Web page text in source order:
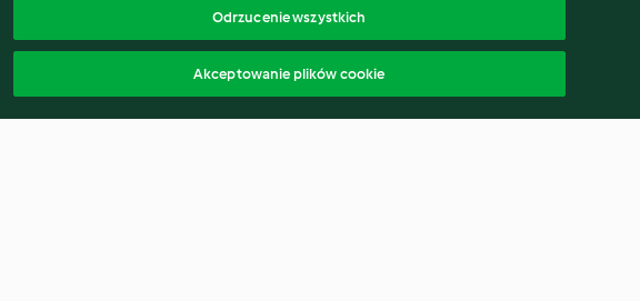
Odrzucenie wszystkich
Akceptowanie plików cookie